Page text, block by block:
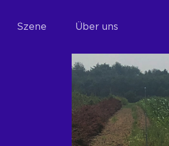
Szene Über uns